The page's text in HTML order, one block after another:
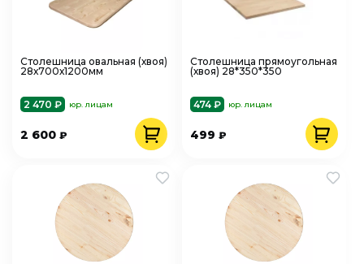
Столешница овальная (хвоя)
28х700х1200мм
2 470 ₽ юр. лицам
2 600 ₽
Столешница прямоугольная
(хвоя) 28*350*350
474 ₽ юр. лицам
499₽